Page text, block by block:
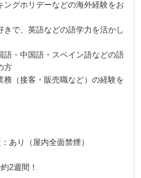
ングホリデーなどの海外経験をお
きで、英語などの語学力を活かし
語・中国語・スペイン語などの語
方
務（接客・販売職など）の経験を
あり（屋内全面禁煙）
2週間！